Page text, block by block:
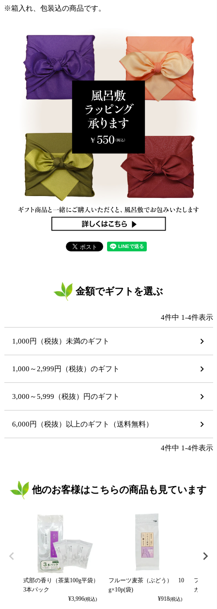
※箱入れ、包装込の商品です。
金額でギフトを選ぶ
4件中 1-4件表示
1,000円（税抜）未満のギフト
1,000～2,999円（税抜）のギフト
3,000～5,999（税抜）円のギフト
6,000円（税抜）以上のギフト（送料無料）
4件中 1-4件表示
他のお客様はこちらの商品も見ています
式部の香り（茶葉100g平袋）
3本パック
¥3,996(税込)
フルーツ麦茶（ぶどう） 10
g×10p(袋)
¥918(税込)
フルー
カット